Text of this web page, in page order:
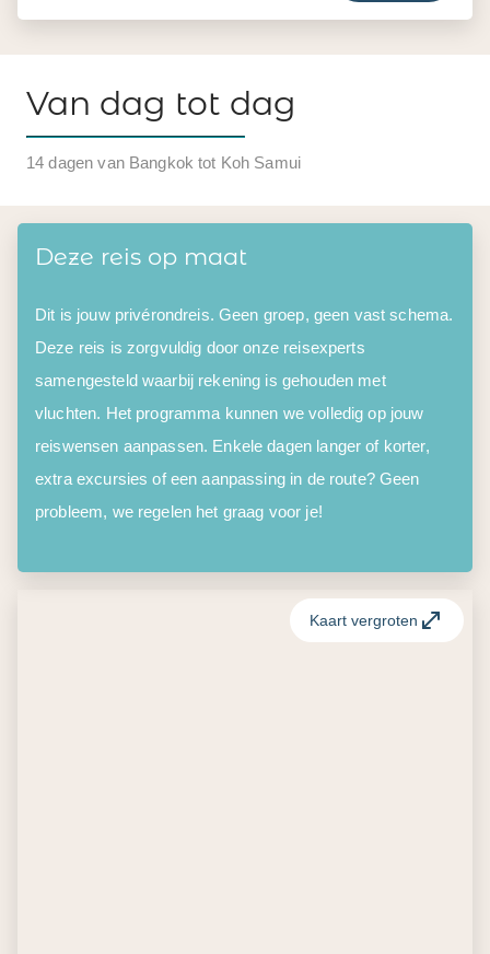
Van dag tot dag
14 dagen van Bangkok tot Koh Samui
Deze reis op maat
Dit is jouw privérondreis. Geen groep, geen vast schema.
Deze reis is zorgvuldig door onze reisexperts
samengesteld waarbij rekening is gehouden met
vluchten. Het programma kunnen we volledig op jouw
reiswensen aanpassen. Enkele dagen langer of korter,
extra excursies of een aanpassing in de route? Geen
probleem, we regelen het graag voor je!
Kaart vergroten